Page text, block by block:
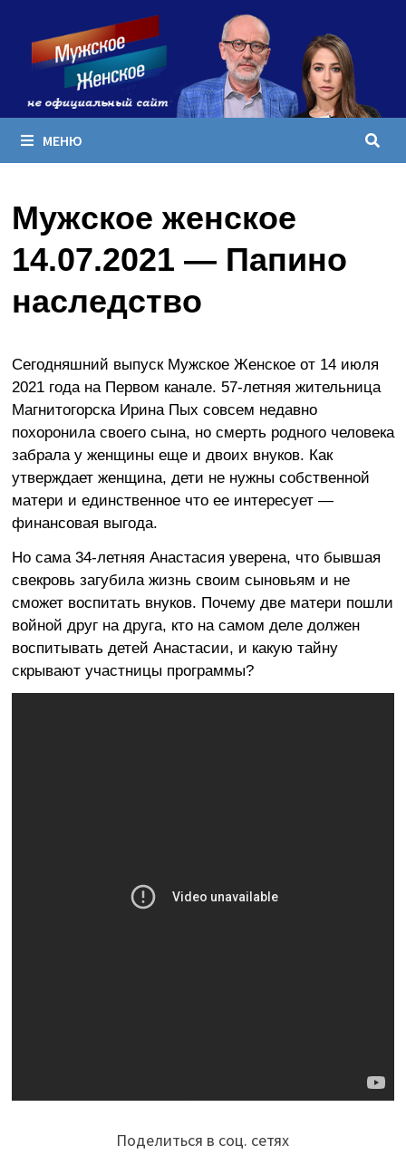
содержимому
МЕНЮ
Мужское женское
14.07.2021 — Папино
наследство
Сегодняшний выпуск Мужское Женское от 14 июля
2021 года на Первом канале. 57-летняя жительница
Магнитогорска Ирина Пых совсем недавно
похоронила своего сына, но смерть родного человека
забрала у женщины еще и двоих внуков. Как
утверждает женщина, дети не нужны собственной
матери и единственное что ее интересует —
финансовая выгода.
Но сама 34-летняя Анастасия уверена, что бывшая
свекровь загубила жизнь своим сыновьям и не
сможет воспитать внуков. Почему две матери пошли
войной друг на друга, кто на самом деле должен
воспитывать детей Анастасии, и какую тайну
скрывают участницы программы?
Поделиться в соц. сетях